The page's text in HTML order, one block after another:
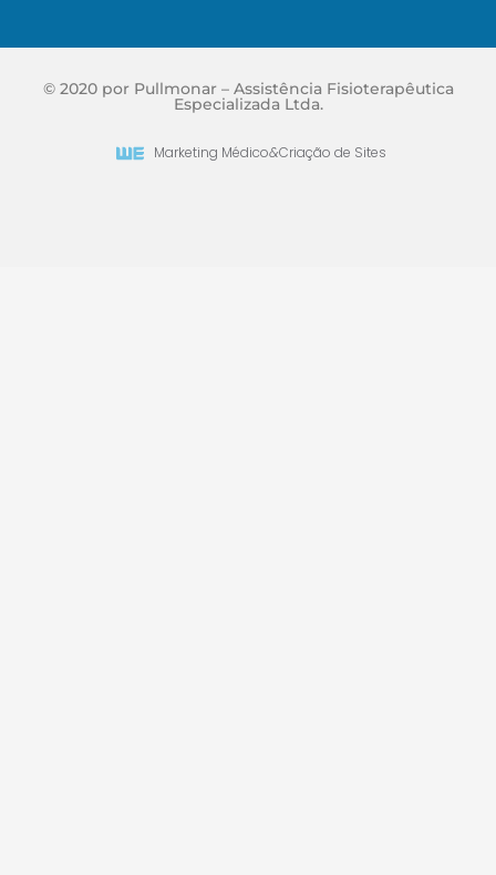
© 2020 por Pullmonar – Assistência Fisioterapêutica
Especializada Ltda.
Marketing Médico&Criação de Sites